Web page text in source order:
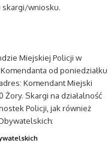
skargi/wniosku.
Miejskiej Policji w
od poniedziałku
Komendant Miejski
Żory. Skargi na działalność
Policji, jak również